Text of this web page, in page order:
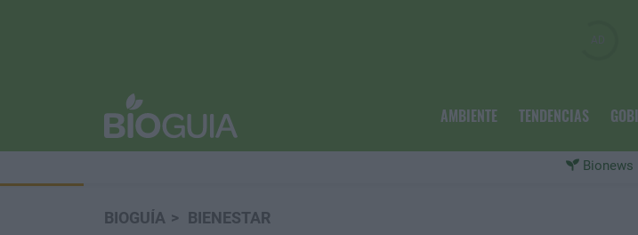
AMBIENTE TENDENCIAS
Bionews
BIOGUÍA BIENESTAR